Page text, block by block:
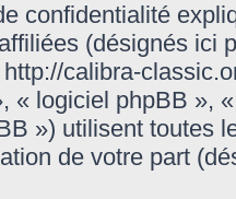
confidentialité
(désignés ici
calibra-
« logiciel phpBB »,
») utilisent toutes
de votre part